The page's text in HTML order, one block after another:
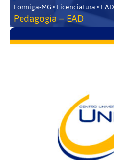
Formiga-MG • Licenciatura • EAD
Pedagogia – EAD